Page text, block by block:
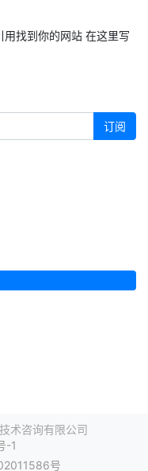
用找到你的网站 在这里写
订阅
术咨询有限公司
-1
号